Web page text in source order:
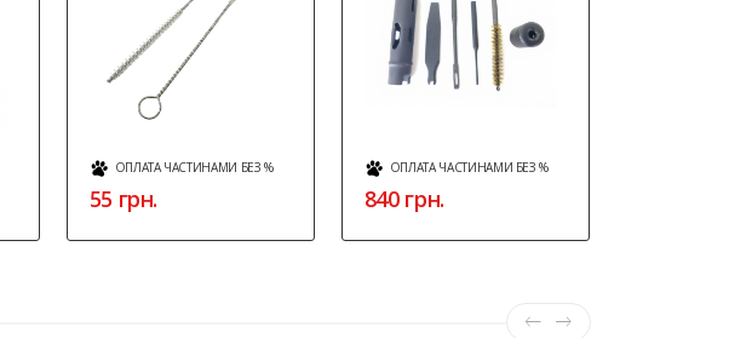
ОПЛАТА ЧАСТИНАМИ БЕЗ %
55 грн.
ОПЛАТА ЧАСТИНАМИ БЕЗ %
840 грн.